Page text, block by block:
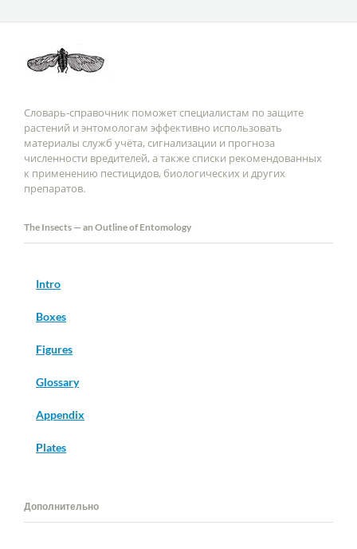
Словарь-справочник поможет специалистам по защите
растений и энтомологам эффективно использовать
материалы служб учёта, сигнализации и прогноза
численности вредителей, а также списки рекомендованных
к применению пестицидов, биологических и других
препаратов.
The Insects — an Outline of Entomology
Intro
Boxes
Figures
Glossary
Appendix
Plates
Дополнительно